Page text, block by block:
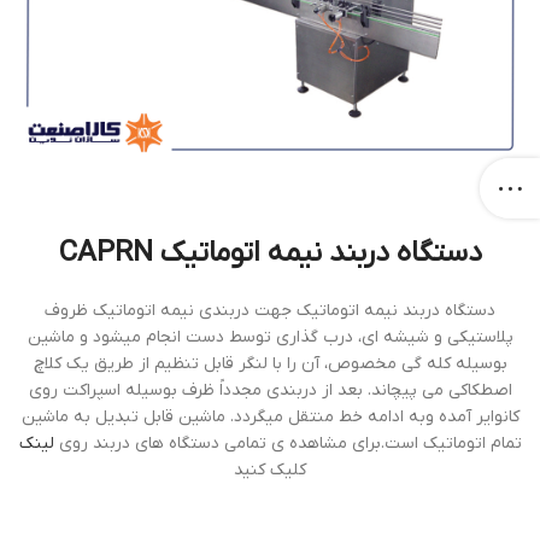
دستگاه دربند نيمه اتوماتيك CAPRN
دستگاه دربند نيمه اتوماتيك جهت دربندي نيمه اتوماتيك ظروف
پلاستيكي و شيشه اي، درب گذاري توسط دست انجام ميشود و ماشين
بوسيله كله گي مخصوص، آن را با لنگر قابل تنظيم از طريق يك كلاچ
اصطكاكي مي پيچاند. بعد از دربندي مجدداً ظرف بوسيله اسپراكت روي
كانواير آمده وبه ادامه خط منتقل ميگردد. ماشين قابل تبديل به ماشين
تمام اتوماتيك است.برای مشاهده ی تمامی دستگاه های دربند روی لینک
کلیک کنید